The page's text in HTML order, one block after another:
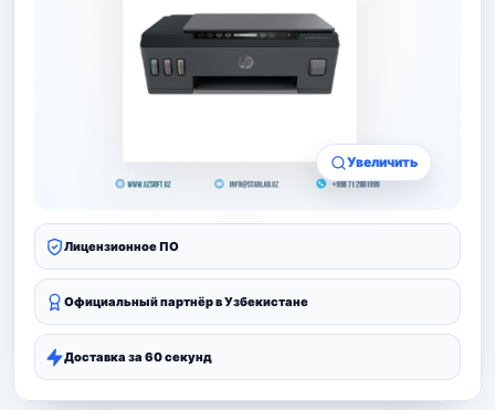
Увеличить
Лицензионное ПО
Официальный партнёр в Узбекистане
Доставка за 60 секунд